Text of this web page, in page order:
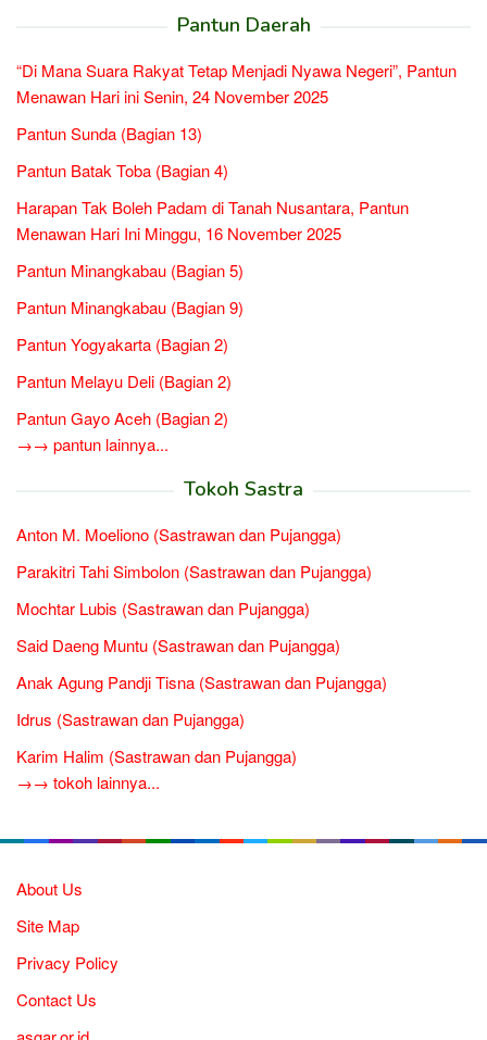
Pantun Daerah
“Di Mana Suara Rakyat Tetap Menjadi Nyawa Negeri”, Pantun
Menawan Hari ini Senin, 24 November 2025
Pantun Sunda (Bagian 13)
Pantun Batak Toba (Bagian 4)
Harapan Tak Boleh Padam di Tanah Nusantara, Pantun
Menawan Hari Ini Minggu, 16 November 2025
Pantun Minangkabau (Bagian 5)
Pantun Minangkabau (Bagian 9)
Pantun Yogyakarta (Bagian 2)
Pantun Melayu Deli (Bagian 2)
Pantun Gayo Aceh (Bagian 2)
→→ pantun lainnya...
Tokoh Sastra
Anton M. Moeliono (Sastrawan dan Pujangga)
Parakitri Tahi Simbolon (Sastrawan dan Pujangga)
Mochtar Lubis (Sastrawan dan Pujangga)
Said Daeng Muntu (Sastrawan dan Pujangga)
Anak Agung Pandji Tisna (Sastrawan dan Pujangga)
Idrus (Sastrawan dan Pujangga)
Karim Halim (Sastrawan dan Pujangga)
→→ tokoh lainnya...
About Us
Site Map
Privacy Policy
Contact Us